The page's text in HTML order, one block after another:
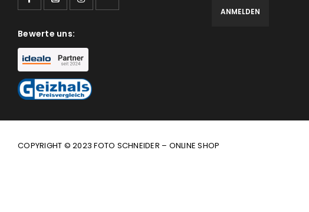
Bewerte uns:
COPYRIGHT © 2023 FOTO SCHNEIDER – ONLINE SHOP